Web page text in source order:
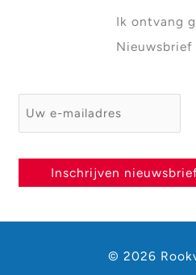
Ik ontvang
Nieuwsbrief
E-mailadres *
Inschrijven
© 2026